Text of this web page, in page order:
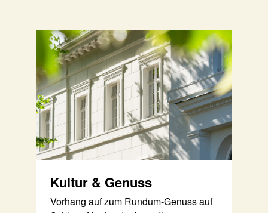
Kultur & Genuss
Vorhang auf zum Rundum-Genuss auf